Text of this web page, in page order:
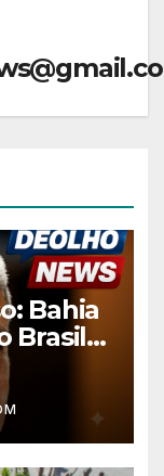
Bahia
Brasil
do